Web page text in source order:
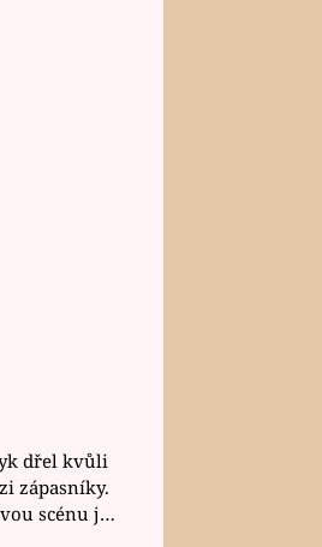
dřel kvůli
zápasníky.
scénu jel